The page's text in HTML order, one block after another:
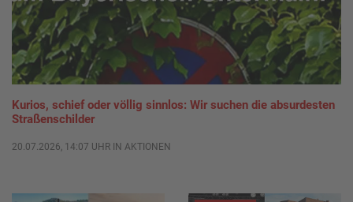
Kurios, schief oder völlig sinnlos: Wir suchen die absurdesten
Straßenschilder
20.07.2026, 14:07 UHR IN AKTIONEN